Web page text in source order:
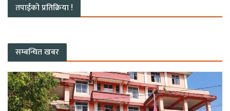
तपाईको प्रतिक्रिया !
सम्बन्धित खबर